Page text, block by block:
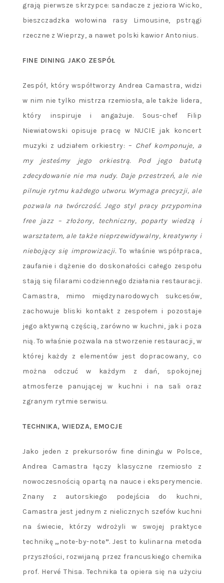
grają pierwsze skrzypce: sandacze z jeziora Wicko,
bieszczadzka wołowina rasy Limousine, pstrągi
rzeczne z Wieprzy, a nawet polski kawior Antonius.
FINE DINING JAKO ZESPÓŁ
Zespół, który współtworzy Andrea Camastra, widzi
w nim nie tylko mistrza rzemiosła, ale także lidera,
który inspiruje i angażuje. Sous-chef Filip
Niewiatowski opisuje pracę w NUCIE jak koncert
muzyki z udziałem orkiestry: – Chef komponuje, a
my jesteśmy jego orkiestrą. Pod jego batutą
zdecydowanie nie ma nudy. Daje przestrzeń, ale nie
pilnuje rytmu każdego utworu. Wymaga precyzji, ale
pozwala na twórczość. Jego styl pracy przypomina
free jazz – złożony, techniczny, poparty wiedzą i
warsztatem, ale także nieprzewidywalny, kreatywny i
niebojący się improwizacji.To właśnie współpraca,
zaufanie i dążenie do doskonałości całego zespołu
stają się filarami codziennego działania restauracji.
Camastra, mimo międzynarodowych sukcesów,
zachowuje bliski kontakt z zespołem i pozostaje
jego aktywną częścią, zarówno w kuchni, jak i poza
nią. To właśnie pozwala na stworzenie restauracji, w
której każdy z elementów jest dopracowany, co
można odczuć w każdym z dań, spokojnej
atmosferze panującej w kuchni i na sali oraz
zgranym rytmie serwisu.
TECHNIKA, WIEDZA, EMOCJE
Jako jeden z prekursorów fine diningu w Polsce,
Andrea Camastra łączy klasyczne rzemiosło z
nowoczesnością opartą na nauce i eksperymencie.
Znany z autorskiego podejścia do kuchni,
Camastra jest jednym z nielicznych szefów kuchni
na świecie, którzy wdrożyli w swojej praktyce
technikę „note-by-note”. Jest to kulinarna metoda
przyszłości, rozwijaną przez francuskiego chemika
prof. Hervé Thisa. Technika ta opiera się na użyciu